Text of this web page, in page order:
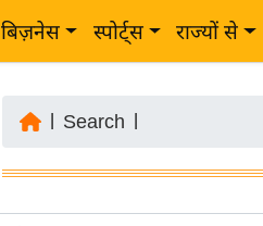
बिज़नेस स्पोर्ट्स राज्यों से
Search